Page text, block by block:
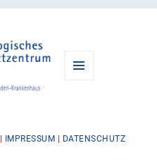
| IMPRESSUM | DATENSCHUTZ